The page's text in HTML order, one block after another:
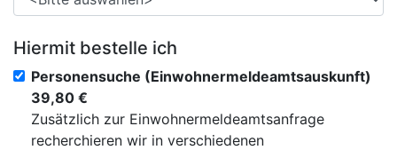
Hiermit bestelle ich
Personensuche (Einwohnermeldeamtsauskunft)
39,80 €
Zusätzlich zur Einwohnermeldeamtsanfrage
recherchieren wir in verschiedenen